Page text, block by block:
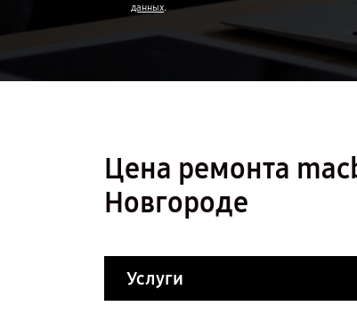
данных.
Цена ремонта
Новгороде
Услуги